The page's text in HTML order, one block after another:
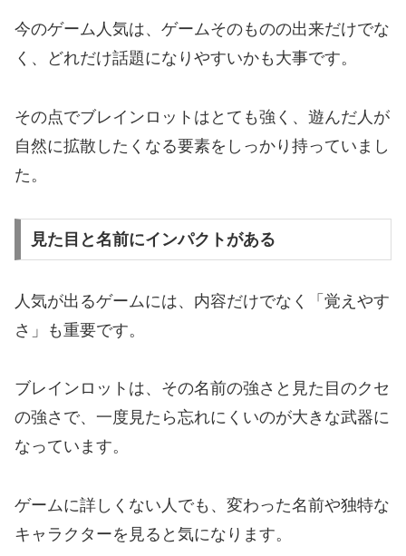
今のゲーム人気は、ゲームそのものの出来だけでな
く、どれだけ話題になりやすいかも大事です。
その点でブレインロットはとても強く、遊んだ人が
自然に拡散したくなる要素をしっかり持っていまし
た。
見た目と名前にインパクトがある
人気が出るゲームには、内容だけでなく「覚えやす
さ」も重要です。
ブレインロットは、その名前の強さと見た目のクセ
の強さで、一度見たら忘れにくいのが大きな武器に
なっています。
ゲームに詳しくない人でも、変わった名前や独特な
キャラクターを見ると気になります。